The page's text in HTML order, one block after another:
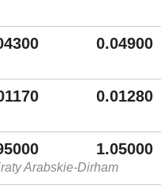
0.04900
0.01280
1.05000
Arabskie-Dirham